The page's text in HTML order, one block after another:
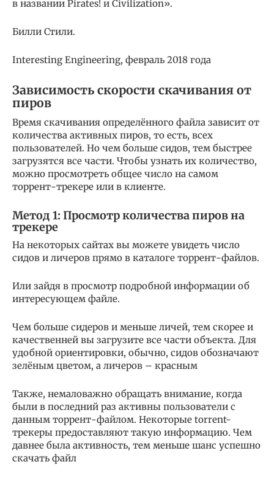
в названии Pirates! и Civilization».
Билли Стили.
Interesting Engineering, февраль 2018 года
Зависимость скорости скачивания от
пиров
Время скачивания определённого файла зависит от
количества активных пиров, то есть, всех
пользователей. Но чем больше сидов, тем быстрее
загрузятся все части. Чтобы узнать их количество,
можно просмотреть общее число на самом
торрент-трекере или в клиенте.
Метод 1: Просмотр количества пиров на
трекере
На некоторых сайтах вы можете увидеть число
сидов и личеров прямо в каталоге торрент-файлов.
Или зайдя в просмотр подробной информации об
интересующем файле.
Чем больше сидеров и меньше личей, тем скорее и
качественней вы загрузите все части объекта. Для
удобной ориентировки, обычно, сидов обозначают
зелёным цветом, а личеров – красным
Также, немаловажно обращать внимание, когда
были в последний раз активны пользователи с
данным торрент-файлом. Некоторые torrent-
трекеры предоставляют такую информацию. Чем
давнее была активность, тем меньше шанс успешно
скачать файл